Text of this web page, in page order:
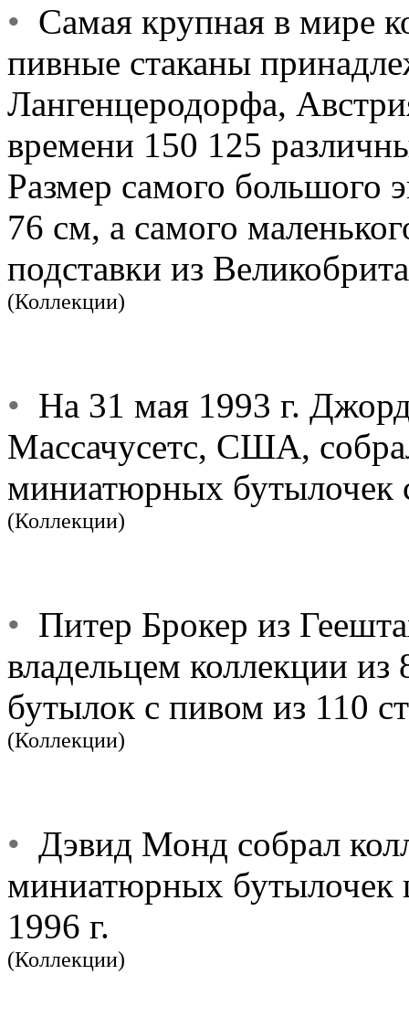
• Самая крупная в мире
пивные стаканы
Лангенцеродорфа,
времени 150 125
Размер самого большого
76 см, а самого
подставки из
(Коллекции)
• На 31 мая 1993 г.
Массачусетс, США,
миниатюрных бутылочек
(Коллекции)
• Питер Брокер из
владельцем коллекции
бутылок с пивом из 110
(Коллекции)
• Дэвид Монд собрал
миниатюрных бутылочек
1996 г.
(Коллекции)